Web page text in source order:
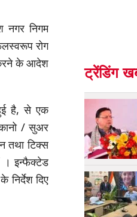
नगर निगम
रोग
करने के आदेश
हुई है, से एक
/ सुअर
तथा टिक्स
। इन्फैक्टेड
दिए
ट्रेंडिंग